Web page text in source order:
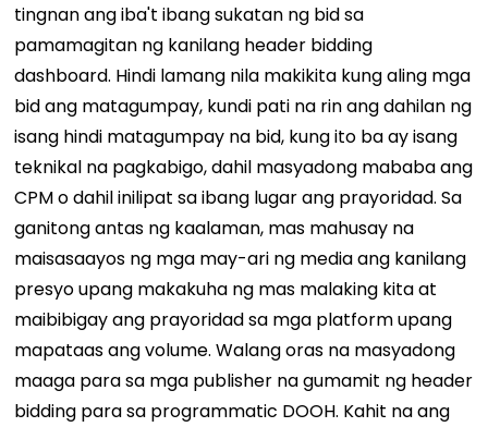
tingnan ang iba't ibang sukatan ng bid sa
pamamagitan ng kanilang header bidding
dashboard. Hindi lamang nila makikita kung aling mga
bid ang matagumpay, kundi pati na rin ang dahilan ng
isang hindi matagumpay na bid, kung ito ba ay isang
teknikal na pagkabigo, dahil masyadong mababa ang
CPM o dahil inilipat sa ibang lugar ang prayoridad. Sa
ganitong antas ng kaalaman, mas mahusay na
maisasaayos ng mga may-ari ng media ang kanilang
presyo upang makakuha ng mas malaking kita at
maibibigay ang prayoridad sa mga platform upang
mapataas ang volume. Walang oras na masyadong
maaga para sa mga publisher na gumamit ng header
bidding para sa programmatic DOOH. Kahit na ang